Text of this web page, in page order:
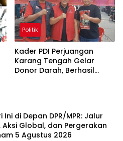
Politik
Kader PDI Perjuangan
Karang Tengah Gelar
Donor Darah, Berhasil
Ini di Depan DPR/MPR: Jalur
Global, dan Pergerakan
5 Agustus 2026